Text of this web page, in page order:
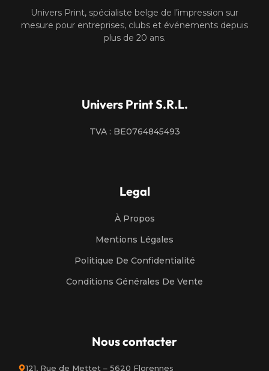
Univers Print, spécialiste belge de l’impression sur
mesure pour entreprises, clubs et événements depuis
plus de 20 ans.
Univers Print S.R.L.
TVA : BE0764845493
Legal
À Propos
Mentions Légales
Politique De Confidentialité
Conditions Générales De Vente
Nous contacter
121, Rue de Mettet – 5620 Florennes